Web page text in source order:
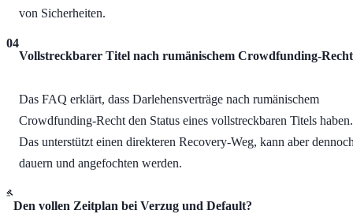
von Sicherheiten.
04
Vollstreckbarer Titel nach rumänischem Crowdfunding-Recht
Das FAQ erklärt, dass Darlehensverträge nach rumänischem
Crowdfunding-Recht den Status eines vollstreckbaren Titels haben.
Das unterstützt einen direkteren Recovery-Weg, kann aber
dauern und angefochten werden.
Den vollen Zeitplan bei Verzug und Default?